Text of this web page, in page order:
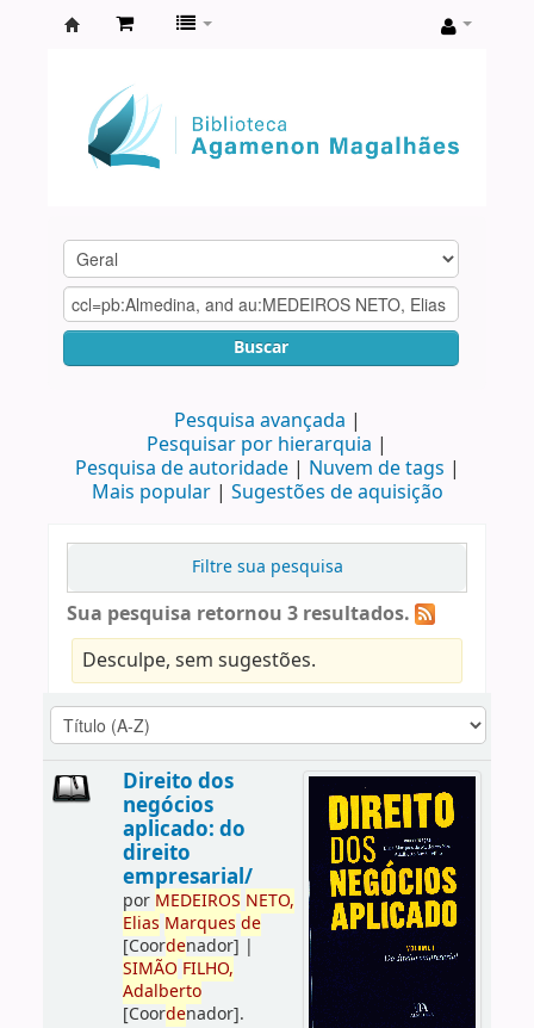
Agamenon
Magalhães
Buscar
Pesquisa avançada
Pesquisar por hierarquia
Pesquisa de autoridade
Nuvem de tags
Mais popular
Sugestões de aquisição
Filtre sua pesquisa
Sua pesquisa retornou 3 resultados.
Desculpe, sem sugestões.
Direito dos
negócios
aplicado: do
direito
empresarial/
por MEDEIROS NETO,
Elias Marques de
[Coordenador] |
SIMÃO FILHO,
Adalberto
[Coordenador].